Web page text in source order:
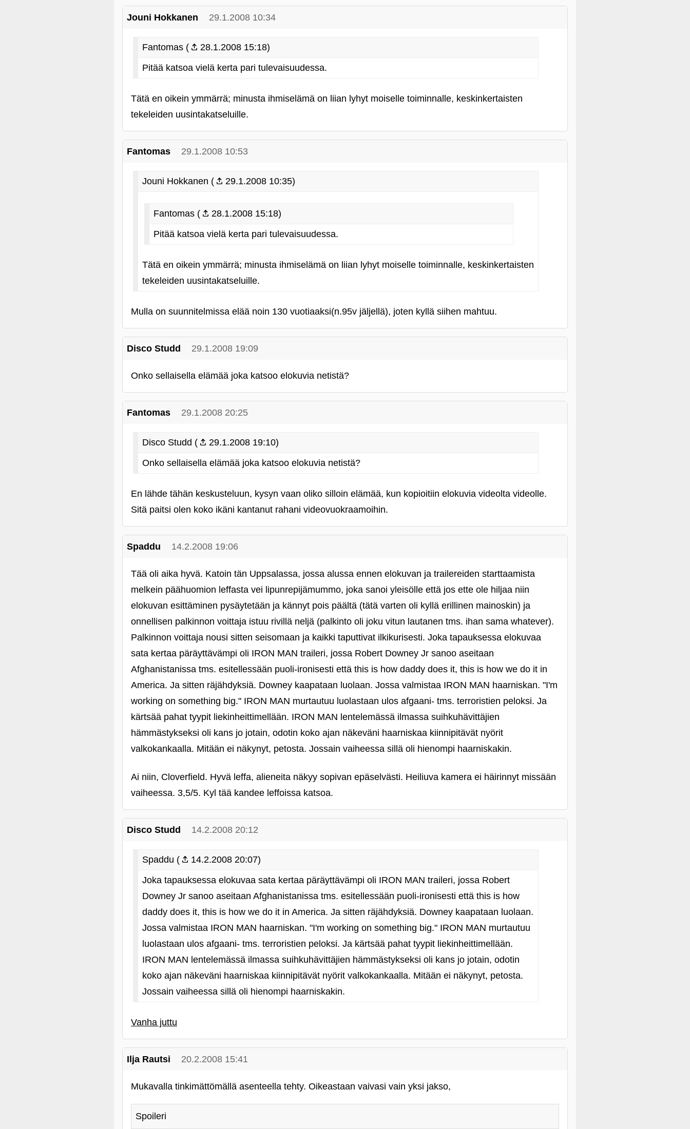
Jouni Hokkanen 29.1.2008 10:34
Fantomas (
28.1.2008 15:18)
Pitää katsoa vielä kerta pari tulevaisuudessa.
Tätä en oikein ymmärrä; minusta ihmiselämä on liian lyhyt moiselle toiminnalle, keskinkertaisten
tekeleiden uusintakatseluille.
Fantomas 29.1.2008 10:53
Jouni Hokkanen ( 29.1.2008 10:35)
Fantomas (
28.1.2008 15:18)
Pitää katsoa vielä kerta pari tulevaisuudessa.
Tätä en oikein ymmärrä; minusta ihmiselämä on liian lyhyt moiselle toiminnalle, keskinkertaisten
tekeleiden uusintakatseluille.
Mulla on suunnitelmissa elää noin 130 vuotiaaksi(n.95v jäljellä), joten kyllä siihen mahtuu.
Disco Studd 29.1.2008 19:09
Onko sellaisella elämää joka katsoo elokuvia netistä?
Fantomas 29.1.2008 20:25
Disco Studd (
29.1.2008 19:10)
Onko sellaisella elämää joka katsoo elokuvia netistä?
En lähde tähän keskusteluun, kysyn vaan oliko silloin elämää, kun kopioitiin elokuvia videolta videolle.
Sitä paitsi olen koko ikäni kantanut rahani videovuokraamoihin.
Spaddu 14.2.2008 19:06
Tää oli aika hyvä. Katoin tän Uppsalassa, jossa alussa ennen elokuvan ja trailereiden starttaamista
melkein päähuomion leffasta vei lipunrepijämummo, joka sanoi yleisölle että jos ette ole hiljaa niin
elokuvan esittäminen pysäytetään ja kännyt pois päältä (tätä varten oli kyllä erillinen mainoskin) ja
onnellisen palkinnon voittaja istuu rivillä neljä (palkinto oli joku vitun lautanen tms. ihan sama whatever).
Palkinnon voittaja nousi sitten seisomaan ja kaikki taputtivat ilkikurisesti. Joka tapauksessa elokuvaa
sata kertaa päräyttävämpi oli IRON MAN traileri, jossa Robert Downey Jr sanoo aseitaan
Afghanistanissa tms. esitellessään puoli-ironisesti että this is how daddy does it, this is how we do it in
America. Ja sitten räjähdyksiä. Downey kaapataan luolaan. Jossa valmistaa IRON MAN haarniskan. "I'm
working on something big." IRON MAN murtautuu luolastaan ulos afgaani- tms. terroristien peloksi. Ja
kärtsää pahat tyypit liekinheittimellään. IRON MAN lentelemässä ilmassa suihkuhävittäjien
hämmästykseksi oli kans jo jotain, odotin koko ajan näkeväni haarniskaa kiinnipitävät nyörit
valkokankaalla. Mitään ei näkynyt, petosta. Jossain vaiheessa sillä oli hienompi haarniskakin.
Ai niin, Cloverfield. Hyvä leffa, alieneita näkyy sopivan epäselvästi. Heiliuva kamera ei häirinnyt missään
vaiheessa. 3,5/5. Kyl tää kandee leffoissa katsoa.
Disco Studd 14.2.2008 20:12
Spaddu (
14.2.2008 20:07)
Joka tapauksessa elokuvaa sata kertaa päräyttävämpi oli IRON MAN traileri, jossa Robert
Downey Jr sanoo aseitaan Afghanistanissa tms. esitellessään puoli-ironisesti että this is how
daddy does it, this is how we do it in America. Ja sitten räjähdyksiä. Downey kaapataan luolaan.
Jossa valmistaa IRON MAN haarniskan. "I'm working on something big." IRON MAN murtautuu
luolastaan ulos afgaani- tms. terroristien peloksi. Ja kärtsää pahat tyypit liekinheittimellään.
IRON MAN lentelemässä ilmassa suihkuhävittäjien hämmästykseksi oli kans jo jotain, odotin
koko ajan näkeväni haarniskaa kiinnipitävät nyörit valkokankaalla. Mitään ei näkynyt, petosta.
Jossain vaiheessa sillä oli hienompi haarniskakin.
Vanha juttu
Ilja Rautsi 20.2.2008 15:41
Mukavalla tinkimättömällä asenteella tehty. Oikeastaan vaivasi vain yksi jakso,
Spoileri